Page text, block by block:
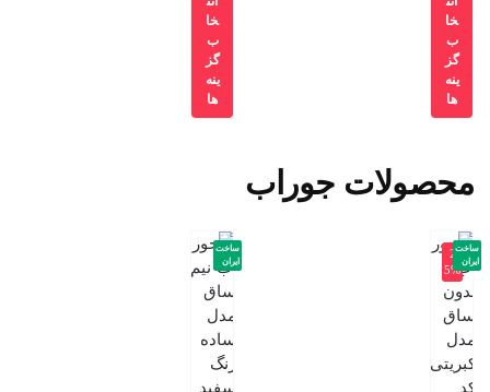
خا
ب
گز
ینه
ها
خا
ب
گز
ینه
ها
محصولات جوراب
-2
5%
ساخت
ایران
ساخت
ایران